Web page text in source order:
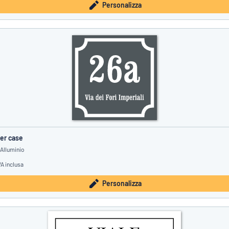
Personalizza
case
inclusa
Personalizza